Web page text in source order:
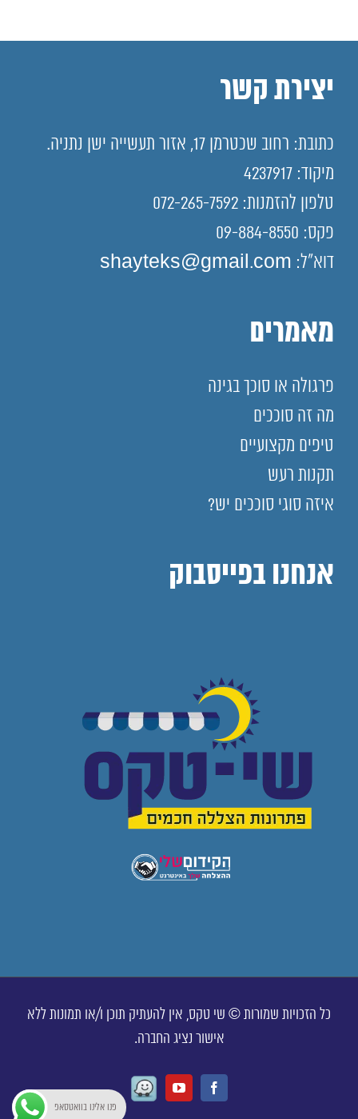
יצירת קשר
כתובת: רחוב שכטרמן 17, אזור תעשייה ישן נתניה.
מיקוד: 4237917
טלפון להזמנות: 072-265-7592
פקס: 09-884-8550
דוא"ל: shayteks@gmail.com
מאמרים
פרגולה או סוכך בגינה
מה זה סוככים
טיפים מקצועיים
תקנות רעש
איזה סוגי סוככים יש?
אנחנו בפייסבוק
כל הזכויות שמורות © שי טקס, אין להעתיק תוכן ו/או תמונות ללא
אישור נציג החברה.
Facebook
Youtube
Waze
פנו אלינו בוואטסאפ